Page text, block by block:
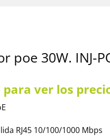
poe 30W. INJ-
para ver los
RJ45 10/100/1000 Mbps